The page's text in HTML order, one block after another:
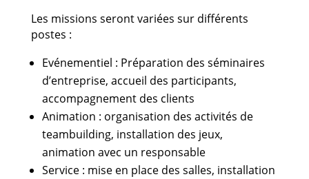
Les missions seront variées sur différents
postes :
Evénementiel : Préparation des séminaires
d’entreprise, accueil des participants,
accompagnement des clients
Animation : organisation des activités de
teambuilding, installation des jeux,
animation avec un responsable
Service : mise en place des salles, installation